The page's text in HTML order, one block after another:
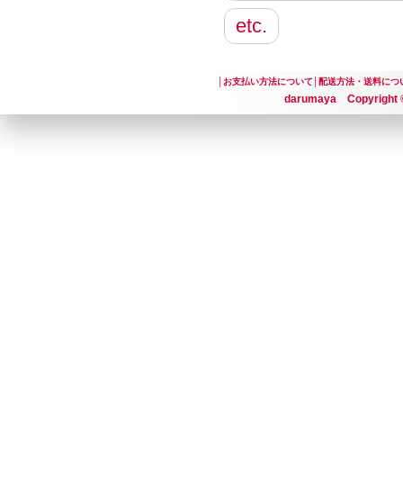
etc.
お支払い方法について│ 配送方法・送料につ
darumaya Copyright